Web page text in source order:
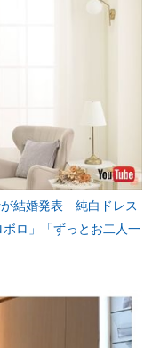
が結婚発表 純白ドレス
ロ」「ずっとお二人一